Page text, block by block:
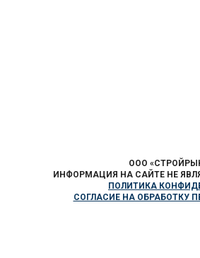
ООО
ИНФОРМАЦИЯ НА САЙТЕ НЕ
ПОЛИТИКА
СОГЛАСИЕ НА ОБРАБОТКУ